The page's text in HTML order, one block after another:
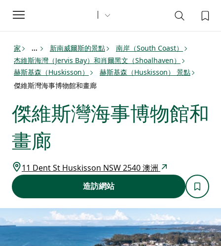
Toggle
navigation
家 ... 新南威爾斯的景點
南岸（South Coast）
杰維斯海灣（Jervis Bay）和肖爾黑文（Shoalhaven）
赫斯基森（Huskisson）
赫斯基森（Huskisson） 景點
傑維斯灣海事博物館和畫廊
傑維斯灣海事博物館和
畫廊
11 Dent St Huskisson NSW 2540 澳洲
造訪網站